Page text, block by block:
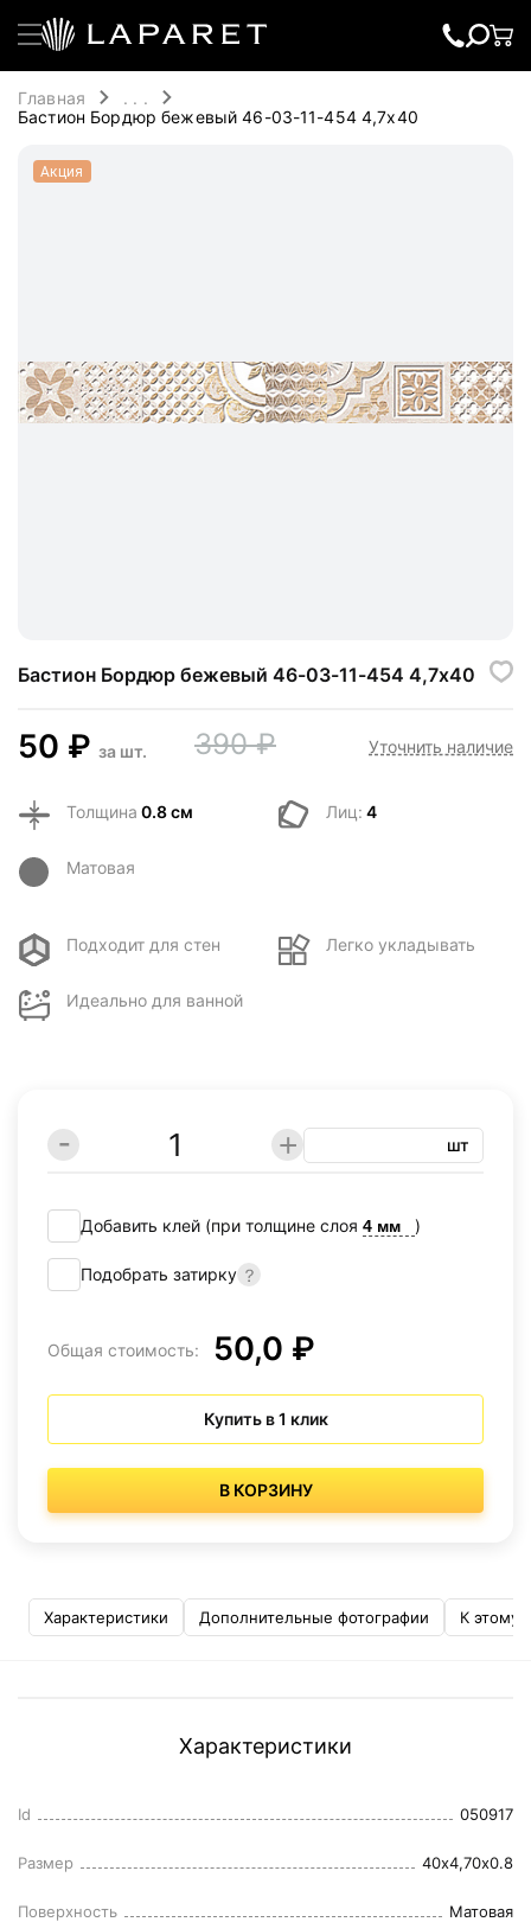
Главная
. . .
Бастион Бордюр бежевый 46-03-11-454 4,7х40
Акция
Бастион Бордюр бежевый 46-03-11-454 4,7х40
50 ₽ за шт. 390 ₽ Уточнить наличие
Толщина 0.8 см Лиц: 4
Матовая
Подходит для стен Легко укладывать
Идеально для ванной
шт
Добавить клей (при толщине слоя )
Подобрать затирку
Общая стоимость: 50,0 ₽
Купить в 1 клик
В КОРЗИНУ
Характеристики Дополнительные фотографии К этому
Характеристики
Id 050917
Размер 40x4,70x0.8
Поверхность Матовая